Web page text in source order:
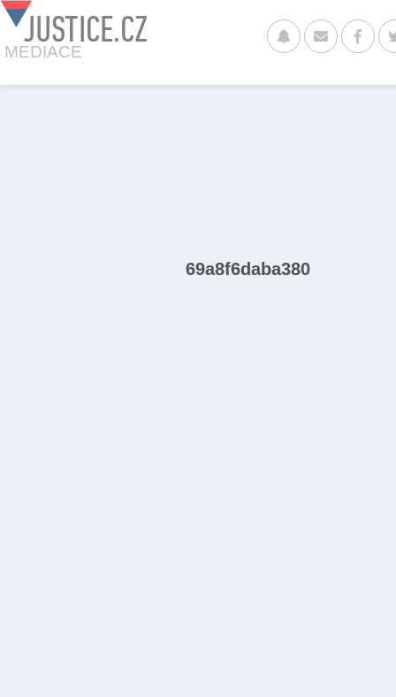
JUSTICE.CZ
MEDIACE
69a8f6daba380